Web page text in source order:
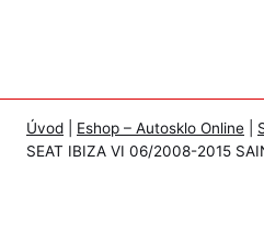
Úvod Eshop – Autosklo Online
SEAT IBIZA VI 06/2008-2015